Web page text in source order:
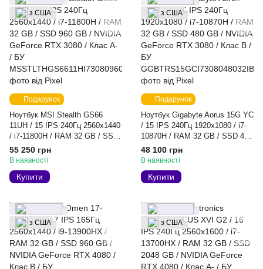
Подарунок
з США
Ноутбук MSI Stealth GS66
11UH / 15 IPS 240Гц 2560x1440
/ i7-11800H / RAM 32 GB / SSD
960 GB / NVIDIA GeForce RTX
3080 / Клас A- / БУ
55 250 грн
В наявності
Купити
Подарунок
з США
Ноутбук Gigabyte Aorus 15G YC
/ 15 IPS 240Гц 1920x1080 / i7-
10870H / RAM 32 GB / SSD 480
GB / NVIDIA GeForce RTX 3080
/ Клас B / БУ
48 100 грн
В наявності
Купити
з США з США